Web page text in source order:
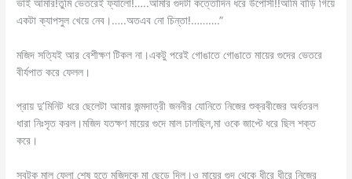
ভাই আমার!তুমি ভেতরেই ফ্যালো!…..আমার গুদটা কত্তোদিন ধরে উপোসী!!আমি বাড়ি গিয়ে
একটা ক্যাপসুল খেয়ে নেব।…..অতএব নো চিন্তা!……….”
মজিদ সত্যিই আর বেশীক্ষণ টিকল না।একটু পরেই গোঙাতে গোঙাতে মায়ের গুদের ভেতরে
বীর্যপাত করে ফেলল।
প্রায় দু’মিনিট ধরে ছেলেটা আমার জন্মদাত্রী জননীর যোনিতে নিজের শুক্রবীজের অর্ধতরল
ধারা নিঃসৃত করল।মজিদ যতক্ষণ মায়ের গুদে মাল ঢালছিল,মা ওকে জাপ্টে ধরে ছিল শক্ত
করে।
সবটুকু মাল ফেলা শেষ হতে মজিদকে মা ছেড়ে দিল।ও মায়ের গুদ থেকে ধীরে ধীরে নিজের